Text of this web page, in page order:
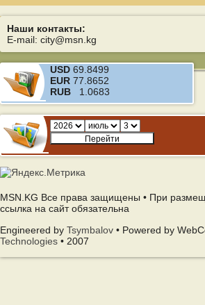
Наши контакты:
E-mail: city@msn.kg
USD 69.8499
EUR 77.8652
RUB 1.0683
MSN.KG Все права защищены • При
ссылка на сайт обязательна
Engineered by Tsymbalov • Powered by
Technologies • 2007